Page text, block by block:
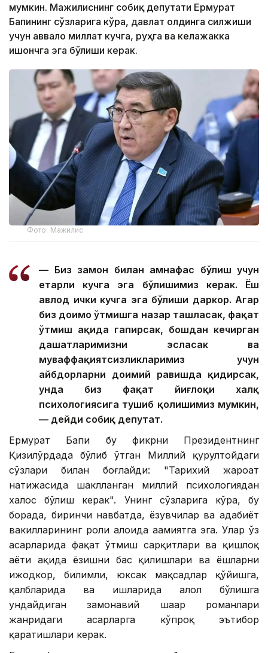
мумкин. Мажилиснинг собиқ депутати Ермурат
Бапининг сўзларига кўра, давлат олдинга силжиши
учун аввало миллат кучга, руҳга ва келажакка
ишончга эга бўлиши керак.
Фото: Мажилис
— Биз замон билан ҳамнафас бўлиш учун
етарли кучга эга бўлишимиз керак. Ёш
авлод ички кучга эга бўлиши даркор. Агар
биз доимо ўтмишга назар ташласак, фақат
ўтмиш ҳақида гапирсак, бошдан кечирган
даҳшатларимизни эсласак ва
муваффақиятсизликларимиз учун
айбдорларни доимий равишда қидирсак,
унда биз фақат йиғлоқи халқ
психологиясига тушиб қолишимиз мумкин,
— дейди собиқ депутат.
Ермурат Бапи бу фикрни Президентнинг
Қизилўрдада бўлиб ўтган Миллий қурултойдаги
сўзлари билан боғлайди: "Тарихий жароҳат
натижасида шаклланган миллий психологиядан
халос бўлиш керак". Унинг сўзларига кўра, бу
борада, биринчи навбатда, ёзувчилар ва адабиёт
вакилларининг роли алоҳида аҳамиятга эга. Улар ўз
асарларида фақат ўтмиш сарқитлари ва қишлоқ
ҳаёти ҳақида ёзишни бас қилишлари ва ёшларни
ижодкор, билимли, юксак мақсадлар қўйишга,
қалбларида ва ишларида ҳалол бўлишга
ундайдиган замонавий шаҳар романлари
жанридаги асарларга кўпроқ эътибор
қаратишлари керак.